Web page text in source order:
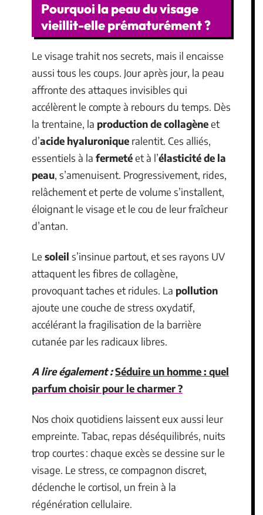
Pourquoi la peau du visage
vieillit-elle prématurément ?
Le visage trahit nos secrets, mais il encaisse
aussi tous les coups. Jour après jour, la peau
affronte des attaques invisibles qui
accélèrent le compte à rebours du temps. Dès
la trentaine, la production de collagèneet
d’acide hyaluronique ralentit. Ces alliés,
essentiels à la fermetéet à l’élasticité de la
peau, s’amenuisent. Progressivement, rides,
relâchement et perte de volume s’installent,
éloignant le visage et le cou de leur fraîcheur
d’antan.
Le soleil s’insinue partout, et ses rayons UV
attaquent les fibres de collagène,
provoquant taches et ridules. La pollution
ajoute une couche de stress oxydatif,
accélérant la fragilisation de la barrière
cutanée par les radicaux libres.
A lire également :Séduire un homme : quel
parfum choisir pour le charmer ?
Nos choix quotidiens laissent eux aussi leur
empreinte. Tabac, repas déséquilibrés, nuits
trop courtes : chaque excès se dessine sur le
visage. Le stress, ce compagnon discret,
déclenche le cortisol, un frein à la
régénération cellulaire.